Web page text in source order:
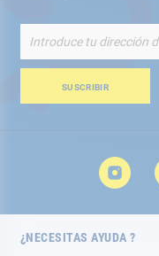
nuestro
de
SUSCRIBIR
¿NECESITAS AYUDA ?